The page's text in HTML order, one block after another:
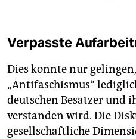
Verpasste
Dies konnte nur
„Antifaschismus“
deutschen Besatzer und
verstanden wird. Die
gesellschaftliche